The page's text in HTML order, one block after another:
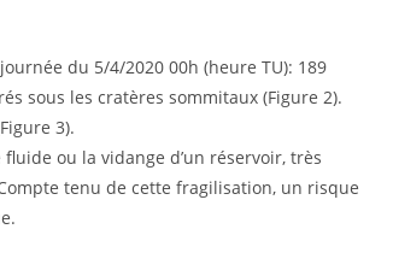
du 5/4/2020 00h (heure TU): 189
sous les cratères sommitaux (Figure 2).
3).
ou la vidange d’un réservoir, très
tenu de cette fragilisation, un risque